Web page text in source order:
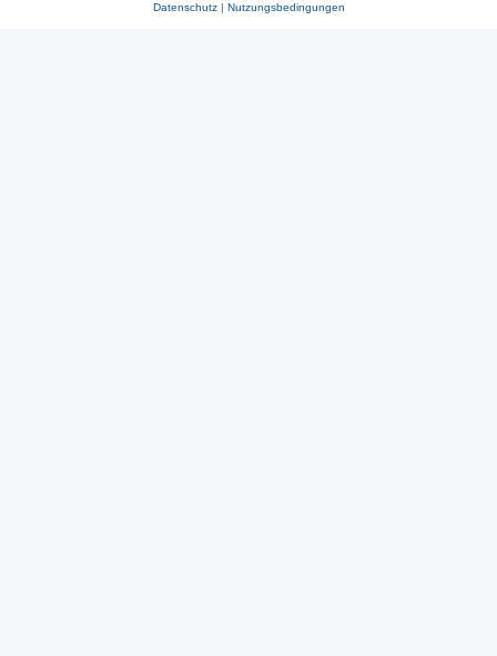
Datenschutz| Nutzungsbedingungen